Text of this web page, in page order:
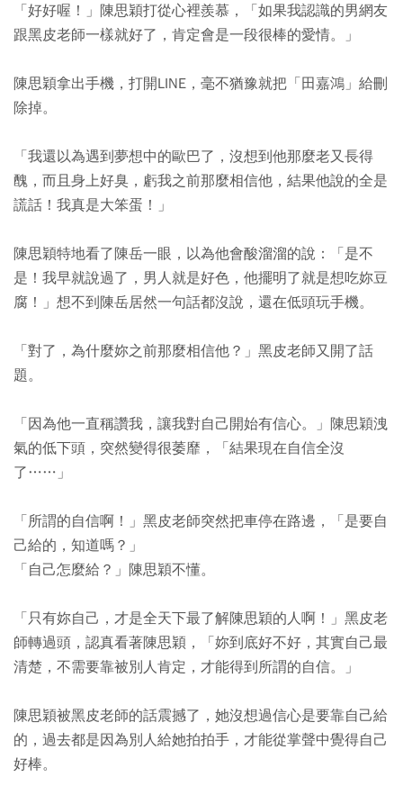
「好好喔！」陳思穎打從心裡羨慕，「如果我認識的男網友
跟黑皮老師一樣就好了，肯定會是一段很棒的愛情。」
陳思穎拿出手機，打開LINE，毫不猶豫就把「田嘉鴻」給刪
除掉。
「我還以為遇到夢想中的歐巴了，沒想到他那麼老又長得
醜，而且身上好臭，虧我之前那麼相信他，結果他說的全是
謊話！我真是大笨蛋！」
陳思穎特地看了陳岳一眼，以為他會酸溜溜的說：「是不
是！我早就說過了，男人就是好色，他擺明了就是想吃妳豆
腐！」想不到陳岳居然一句話都沒說，還在低頭玩手機。
「對了，為什麼妳之前那麼相信他？」黑皮老師又開了話
題。
「因為他一直稱讚我，讓我對自己開始有信心。」陳思穎洩
氣的低下頭，突然變得很萎靡，「結果現在自信全沒
了……」
「所謂的自信啊！」黑皮老師突然把車停在路邊，「是要自
己給的，知道嗎？」
「自己怎麼給？」陳思穎不懂。
「只有妳自己，才是全天下最了解陳思穎的人啊！」黑皮老
師轉過頭，認真看著陳思穎，「妳到底好不好，其實自己最
清楚，不需要靠被別人肯定，才能得到所謂的自信。」
陳思穎被黑皮老師的話震撼了，她沒想過信心是要靠自己給
的，過去都是因為別人給她拍拍手，才能從掌聲中覺得自己
好棒。